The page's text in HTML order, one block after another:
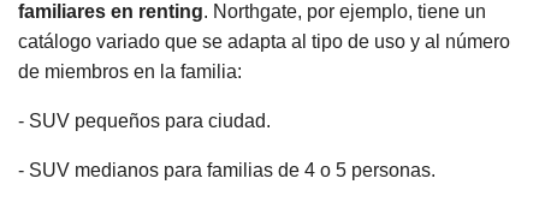
familiares en renting. Northgate, por ejemplo, tiene un
catálogo variado que se adapta al tipo de uso y al número
de miembros en la familia:
- SUV pequeños para ciudad.
- SUV medianos para familias de 4 o 5 personas.